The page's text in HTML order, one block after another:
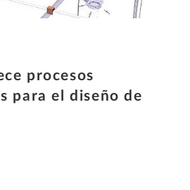
procesos
para el diseño de